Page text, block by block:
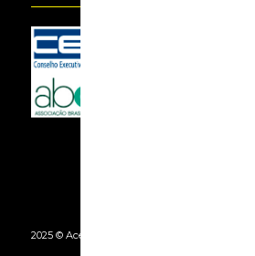
2025 © Acessooh. Todos os Direitos Reservados -